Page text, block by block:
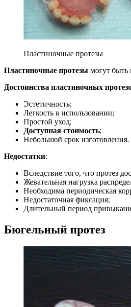
Пластиночные протезы
Пластиночные протезы могут быть
Достоинства пластиночных
Эстетичность;
Легкость в использовании;
Простой уход;
Доступная стоимость;
Небольшой срок изготовления.
Недостатки:
Вследствие того, что протез
Жевательная нагрузка
Необходима периодическая
Недостаточная фиксация;
Длительный период
Бюгельный протез